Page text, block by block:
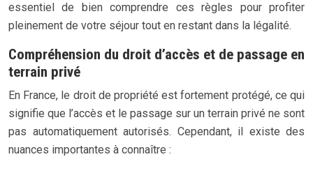
essentiel de bien comprendre ces règles pour profiter
pleinement de votre séjour tout en restant dans la légalité.
Compréhension du droit d’accès et de passage en
terrain privé
En France, le droit de propriété est fortement protégé, ce qui
signifie que l’accès et le passage sur un terrain privé ne sont
pas automatiquement autorisés. Cependant, il existe des
nuances importantes à connaître :